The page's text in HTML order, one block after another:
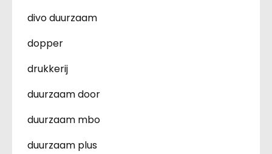
divo duurzaam
dopper
drukkerij
duurzaam door
duurzaam mbo
duurzaam plus